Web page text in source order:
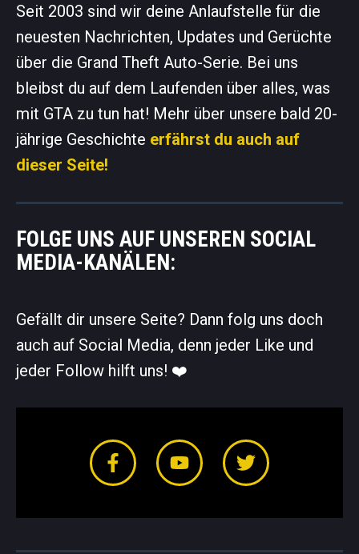
Seit 2003 sind wir deine Anlaufstelle für die
neuesten Nachrichten, Updates und Gerüchte
über die Grand Theft Auto-Serie. Bei uns
bleibst du auf dem Laufenden über alles, was
mit GTA zu tun hat! Mehr über unsere bald 20-
jährige Geschichte erfährst du auch auf
dieser Seite!
FOLGE UNS AUF UNSEREN SOCIAL
MEDIA-KANÄLEN:
Gefällt dir unsere Seite? Dann folg uns doch
auch auf Social Media, denn jeder Like und
jeder Follow hilft uns! ❤️️